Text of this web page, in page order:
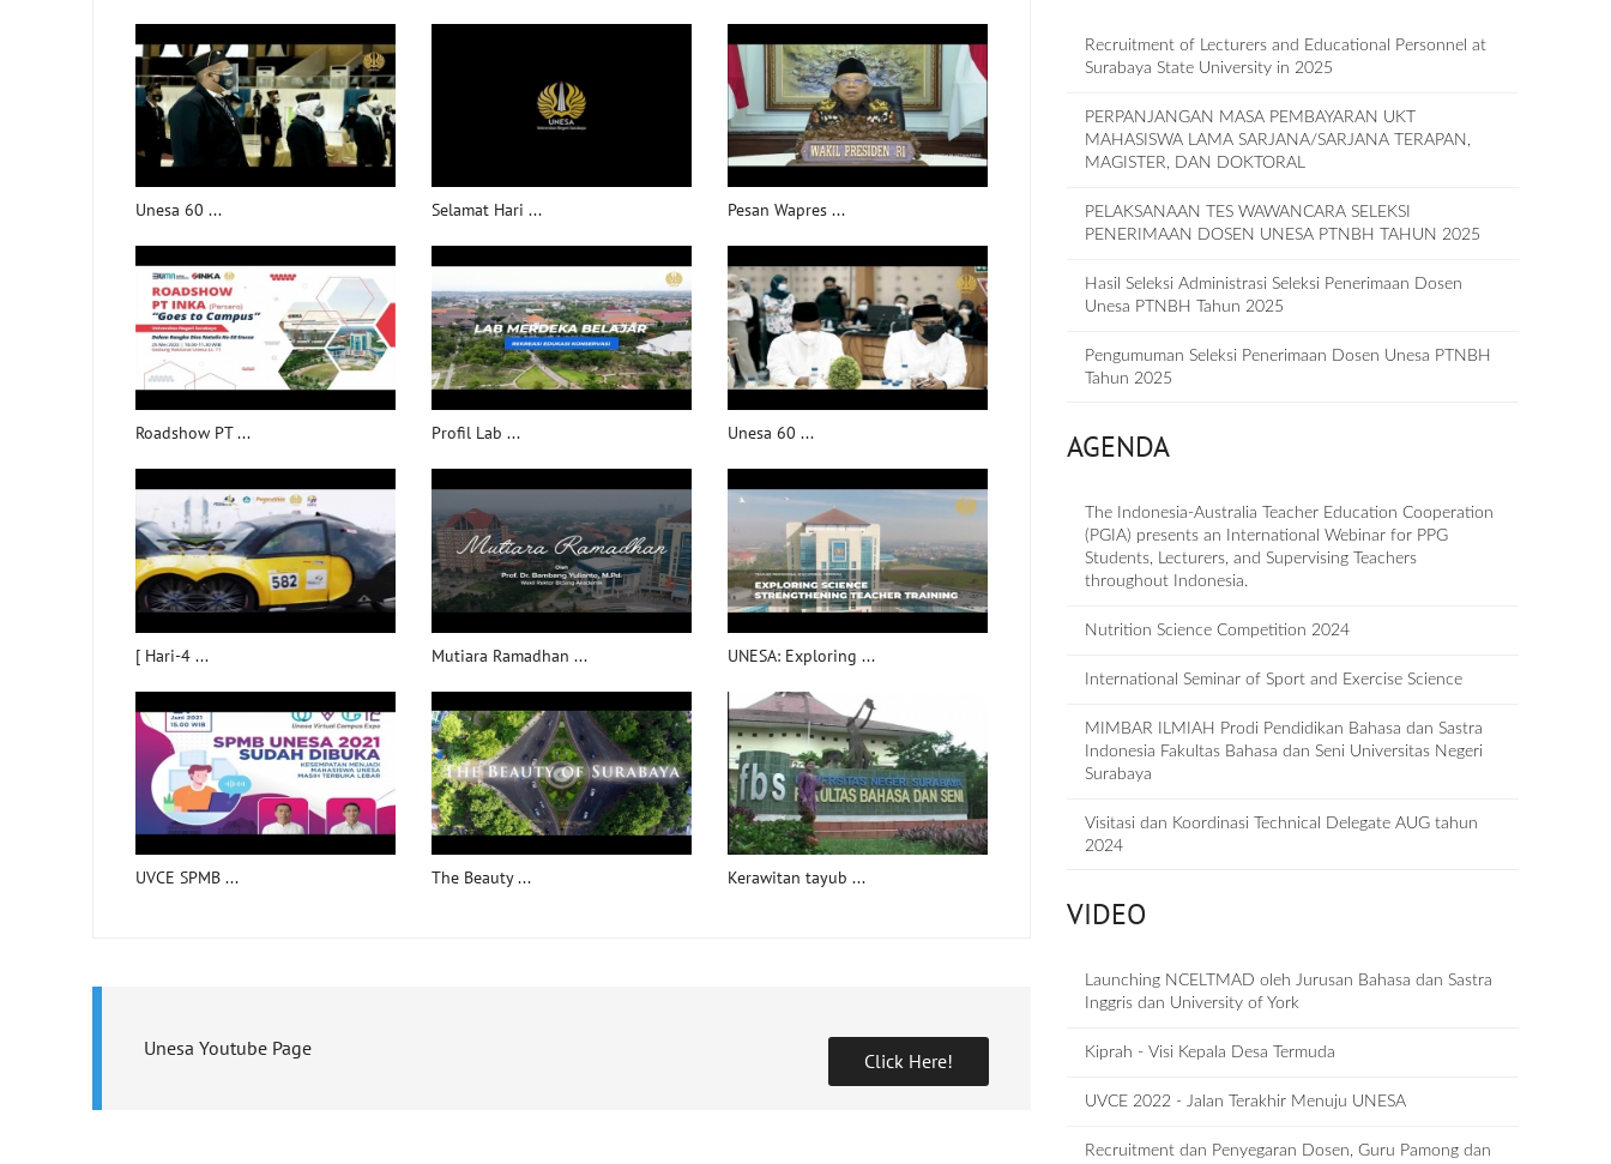
Unesa 60 ... Selamat Hari ... Pesan Wapres ...
Roadshow PT ... Profil Lab ... Unesa 60 ...
[ Hari-4 ... Mutiara Ramadhan ... UNESA: Exploring ...
UVCE SPMB ... The Beauty ... Kerawitan tayub ...
Unesa Youtube Page
Click Here!
Recruitment of Lecturers and Educational Personnel at
Surabaya State University in 2025
PERPANJANGAN MASA PEMBAYARAN UKT
MAHASISWA LAMA SARJANA/SARJANA TERAPAN,
MAGISTER, DAN DOKTORAL
PELAKSANAAN TES WAWANCARA SELEKSI
PENERIMAAN DOSEN UNESA PTNBH TAHUN 2025
Hasil Seleksi Administrasi Seleksi Penerimaan Dosen
Unesa PTNBH Tahun 2025
Pengumuman Seleksi Penerimaan Dosen Unesa PTNBH
Tahun 2025
AGENDA
The Indonesia-Australia Teacher Education Cooperation
(PGIA) presents an International Webinar for PPG
Students, Lecturers, and Supervising Teachers
throughout Indonesia.
Nutrition Science Competition 2024
International Seminar of Sport and Exercise Science
MIMBAR ILMIAH Prodi Pendidikan Bahasa dan Sastra
Indonesia Fakultas Bahasa dan Seni Universitas Negeri
Surabaya
Visitasi dan Koordinasi Technical Delegate AUG tahun
2024
VIDEO
Launching NCELTMAD oleh Jurusan Bahasa dan Sastra
Inggris dan University of York
Kiprah - Visi Kepala Desa Termuda
UVCE 2022 - Jalan Terakhir Menuju UNESA
Recruitment dan Penyegaran Dosen, Guru Pamong dan